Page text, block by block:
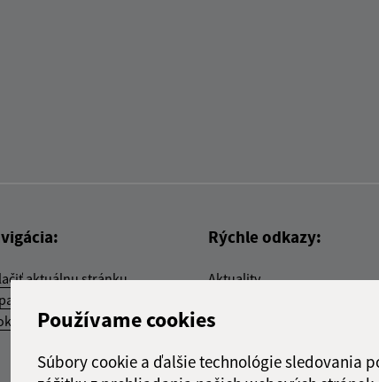
Používame cookies
Súbory cookie a ďalšie technológie sledovania
aktuálnu stránku
stránok
Rýchle odkazy:
Aktuality
E-služby
Triedenie odpadu